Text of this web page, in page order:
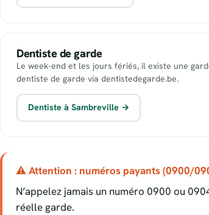
Dentiste de garde
Le week-end et les jours fériés, il existe une
dentiste de garde via dentistedegarde.be.
Dentiste à Sambreville →
⚠ Attention : numéros payants (0900/
N’appelez jamais un numéro 0900 ou
réelle garde.